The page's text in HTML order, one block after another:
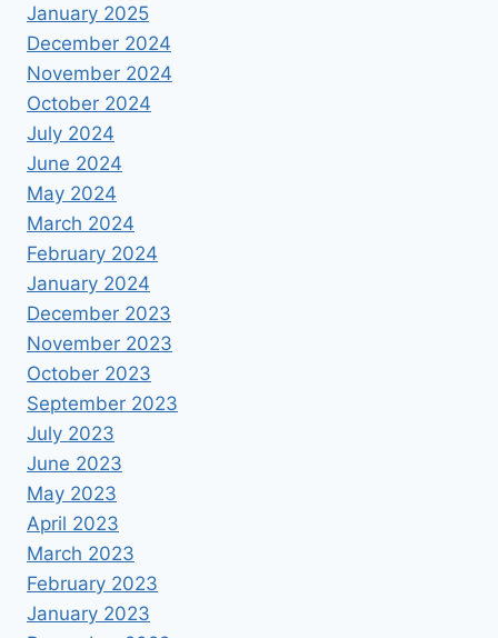
January 2025
December 2024
November 2024
October 2024
July 2024
June 2024
May 2024
March 2024
February 2024
January 2024
December 2023
November 2023
October 2023
September 2023
July 2023
June 2023
May 2023
April 2023
March 2023
February 2023
January 2023